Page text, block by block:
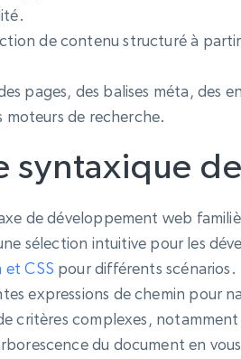
de contenu structuré à
pages, des balises méta, des
moteurs de recherche.
syntaxique
de développement web
sélection intuitive pour les
et CSS pour différents scénarios.
expressions de chemin pour
critères complexes,
du document en